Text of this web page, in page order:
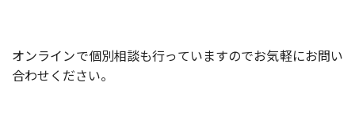
オンラインで個別相談も行っていますのでお気軽にお問い
合わせください。